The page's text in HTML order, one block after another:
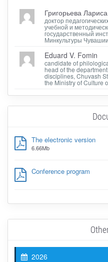
Григорьева
доктор
учебной и
государственный
Минкультуры Чувашии
Eduard V. Fomin
candidate of
head of the
disciplines, Chuvash
the Ministry of Culture
The electronic version
6.66Mb
Conference program
2026